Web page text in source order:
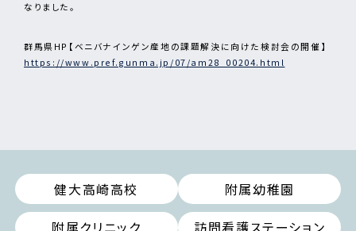
なりました。
群馬県HP【ベニバナインゲン産地の課題解決に向けた検討会の開催】
https://www.pref.gunma.jp/07/am28_00204.html
健大高崎高校
附属幼稚園
附属クリニック
訪問看護ステーション